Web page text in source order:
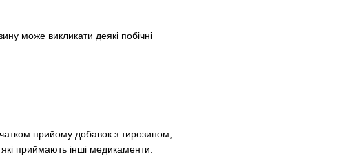
може викликати деякі побічні
прийому добавок з тирозином,
приймають інші медикаменти.